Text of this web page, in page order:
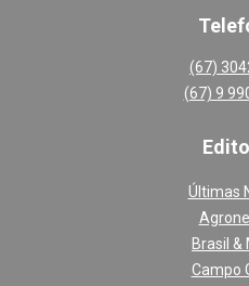
(67)
(67) 9
Últimas
Brasil &
Campo